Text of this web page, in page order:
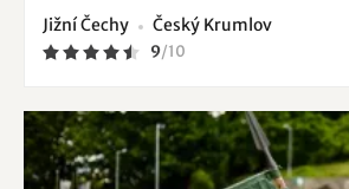
Jižní Čechy Český Krumlov
9/10